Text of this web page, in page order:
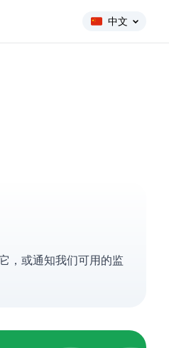
中文
，或通知我们可用的监